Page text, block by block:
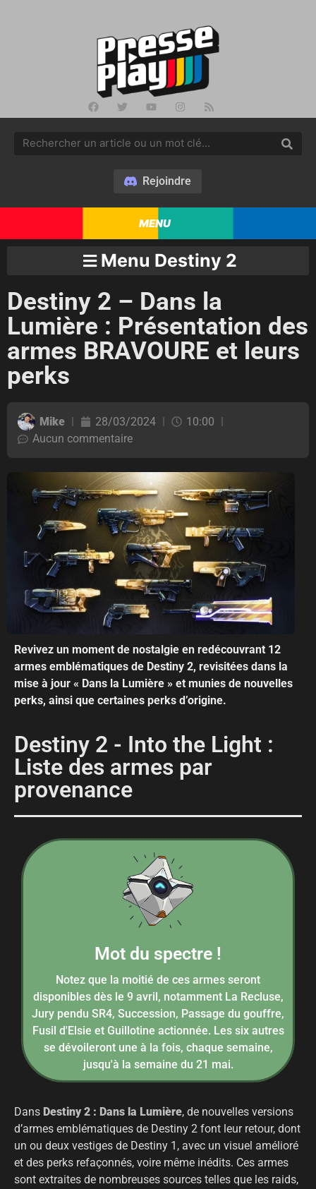
Rejoindre
MENU
Menu Destiny 2
Destiny 2 – Dans la
Lumière : Présentation des
armes BRAVOURE et leurs
perks
Mike 28/03/2024
10:00
Aucun commentaire
Revivez un moment de nostalgie en redécouvrant 12
armes emblématiques de Destiny 2, revisitées dans la
mise à jour « Dans la Lumière » et munies de nouvelles
perks, ainsi que certaines perks d’origine.
Destiny 2 - Into the Light :
Liste des armes par
provenance
Mot du spectre !
Notez que la moitié de ces armes seront
disponibles dès le 9 avril, notamment La Recluse,
Jury pendu SR4, Succession, Passage du gouffre,
Fusil d'Elsie et Guillotine actionnée. Les six autres
se dévoileront une à la fois, chaque semaine,
jusqu'à la semaine du 21 mai.
Dans Destiny 2 : Dans la Lumière, de nouvelles versions
d’armes emblématiques de Destiny 2 font leur retour, dont
un ou deux vestiges de Destiny 1, avec un visuel amélioré
et des perks refaçonnés, voire même inédits. Ces armes
sont extraites de nombreuses sources telles que les raids,